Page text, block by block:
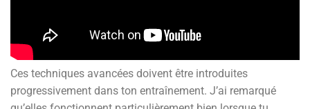
Ces techniques avancées doivent être introduites
progressivement dans ton entraînement. J’ai remarqué